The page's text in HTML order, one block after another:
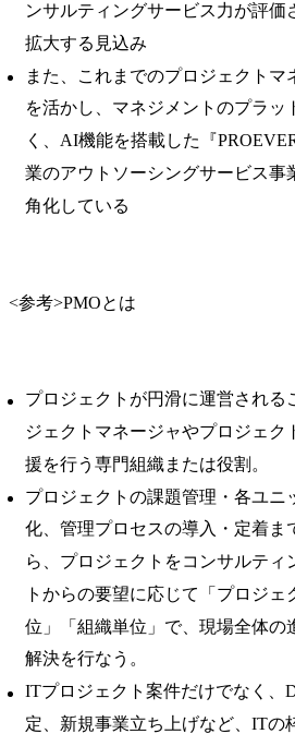
ンサルティングサービス力が評価
拡大する見込み
また、これまでのプロジェクトマ
を活かし、マネジメントのプラッ
く、AI機能を搭載した『
業のアウトソーシングサービス事
角化している
<参考>PMOとは
プロジェクトが円滑に運営される
ジェクトマネージャやプロジェク
援を行う専門組織または役割。
プロジェクトの課題管理・各ユニ
化、管理プロセスの導入・定着ま
ら、プロジェクトをコンサルティ
トからの要望に応じて「プロジ
位」「組織単位」で、現場全体の
解決を行なう。
ITプロジェクト案件だけでなく、
定、新規事業立ち上げなど、ITの